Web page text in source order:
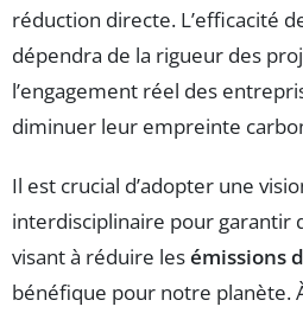
réduction directe. L’efficacité
dépendra de la rigueur des
l’engagement réel des
diminuer leur empreinte
Il est crucial d’adopter une
interdisciplinaire pour garantir
visant à réduire lesémissions
bénéfique pour notre planète.